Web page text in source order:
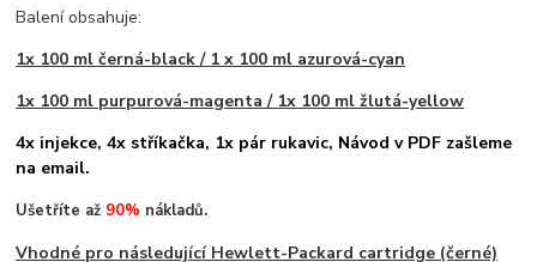
Balení obsahuje:
1x 100 ml černá-black / 1 x 100 ml azurová-cyan
1x 100 ml purpurová-magenta / 1x 100 ml žlutá-yellow
4x injekce, 4x stříkačka, 1x pár rukavic, Návod v PDF zašleme
na email.
Ušetříte až 90% nákladů.
Vhodné pro následující Hewlett-Packard cartridge (černé)